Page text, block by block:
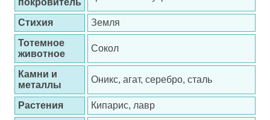
покровитель
Стихия
Земля
Тотемное
животное
Сокол
Камни и
металлы
Оникс, агат, серебро, сталь
Растения Кипарис, лавр